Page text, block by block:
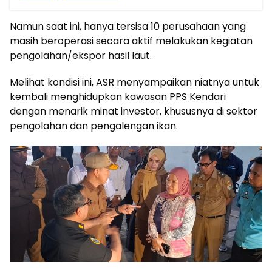
Namun saat ini, hanya tersisa 10 perusahaan yang
masih beroperasi secara aktif melakukan kegiatan
pengolahan/ekspor hasil laut.
Melihat kondisi ini, ASR menyampaikan niatnya untuk
kembali menghidupkan kawasan PPS Kendari
dengan menarik minat investor, khususnya di sektor
pengolahan dan pengalengan ikan.